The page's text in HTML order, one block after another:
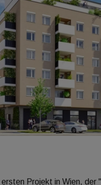
Projekt in Wien,